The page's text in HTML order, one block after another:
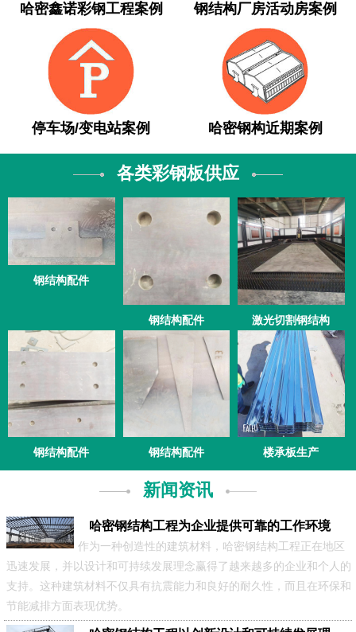
哈密鑫诺彩钢工程案例 钢结构厂房活动房案例
停车场/变电站案例 哈密钢构近期案例
各类彩钢板供应
钢结构配件
钢结构配件 激光切割钢结构
钢结构配件 钢结构配件 楼承板生产
新闻资讯
哈密钢结构工程为企业提供可靠的工作环境
作为一种创造性的建筑材料，哈密钢结构工程正在地区
迅速发展，并以设计和可持续发展理念赢得了越来越多的企业和个人的
支持。这种建筑材料不仅具有抗震能力和良好的耐久性，而且在环保和
节能减排方面表现优势。